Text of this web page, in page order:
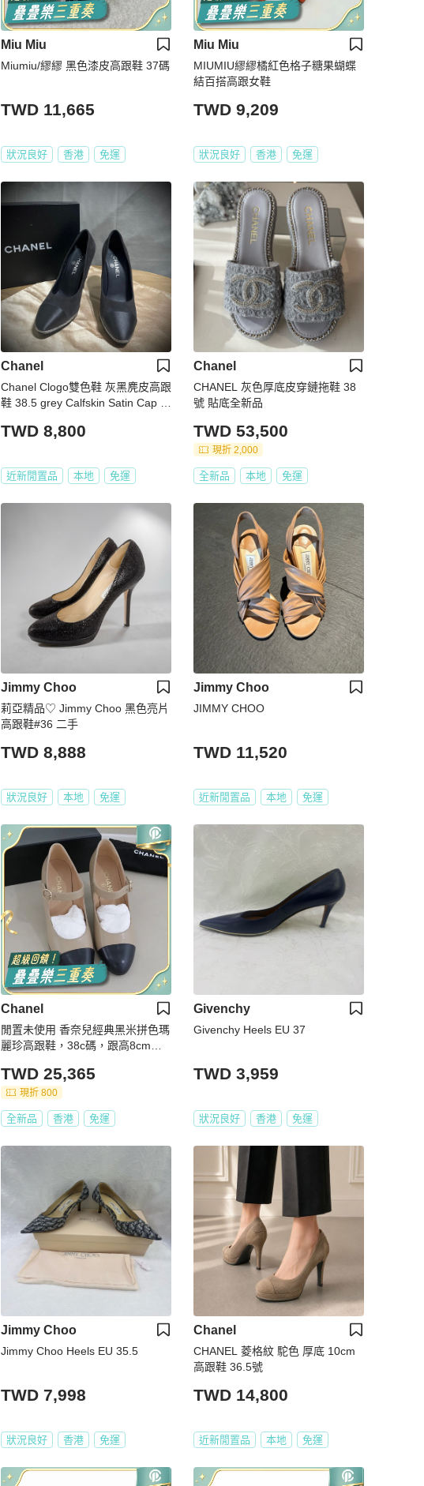
Miu Miu
Miumiu/繆繆 黑色漆皮高跟鞋 37碼
TWD 11,665
狀況良好 香港 免運
Miu Miu
MIUMIU繆繆橘紅色格子糖果蝴蝶
結百搭高跟女鞋
TWD 9,209
狀況良好 香港 免運
Chanel
Chanel Clogo雙色鞋 灰黑麂皮高跟
鞋 38.5 grey Calfskin Satin Cap T
TWD 8,800
近新閒置品 本地 免運
Chanel
CHANEL 灰色厚底皮穿鏈拖鞋 38
號 貼底全新品
TWD 53,500
現折 2,000
全新品 本地 免運
Jimmy Choo
莉亞精品♡ Jimmy Choo 黑色亮片
高跟鞋#36 二手
TWD 8,888
狀況良好 本地 免運
Jimmy Choo
JIMMY CHOO
TWD 11,520
近新閒置品 本地 免運
Chanel
閒置未使用 香奈兒經典黑米拼色瑪
麗珍高跟鞋，38c碼，跟高8cm，
TWD 25,365
現折 800
全新品 香港 免運
Givenchy
Givenchy Heels EU 37
TWD 3,959
狀況良好 香港 免運
Jimmy Choo
Jimmy Choo Heels EU 35.5
TWD 7,998
狀況良好 香港 免運
Chanel
CHANEL 菱格紋 駝色 厚底 10cm
高跟鞋 36.5號
TWD 14,800
近新閒置品 本地 免運